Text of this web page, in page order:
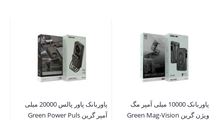
پاوربانک 10000 میلی آمپر مگ
ویژن گرین Green Mag-Vision
پاوربانک پاور پالس 20000 میلی
آمپر گرین Green Power Puls